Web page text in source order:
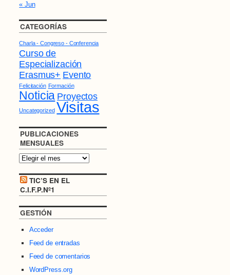
« Jun
CATEGORÍAS
Charla - Congreso - Conferencia
Curso de
Especialización
Erasmus+ Evento
Felicitación Formación
Noticia Proyectos
Uncategorized Visitas
PUBLICACIONES
MENSUALES
TIC’S EN EL
C.I.F.P.Nº1
GESTIÓN
Acceder
Feed de entradas
Feed de comentarios
WordPress.org